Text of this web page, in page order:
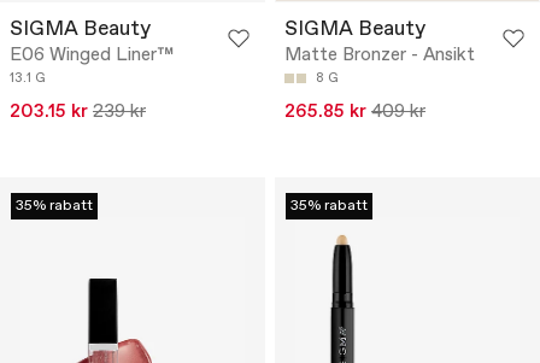
SIGMA Beauty
E06 Winged Liner™
13.1 G
203.15 kr 239 kr
SIGMA Beauty
Matte Bronzer - Ansikt
8 G
265.85 kr 409 kr
35% rabatt 35% rabatt